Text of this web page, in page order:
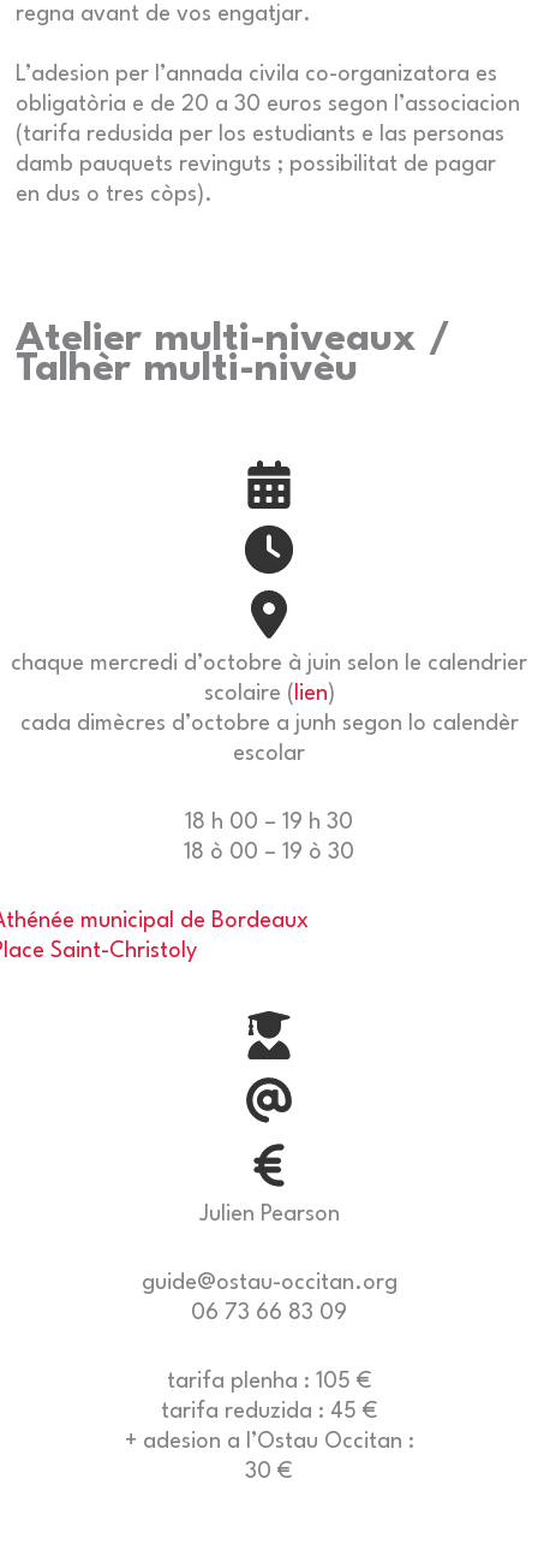
regna avant de vos engatjar.
L’adesion per l’annada civila co-organizatora es
obligatòria e de 20 a 30 euros segon l’associacion
(tarifa redusida per los estudiants e las personas
damb pauquets revinguts ; possibilitat de pagar
en dus o tres còps).
Atelier multi-niveaux /
Talhèr multi-nivèu
chaque mercredi d’octobre à juin selon le calendrier
scolaire ( lien)
cada dimècres d’octobre a junh segon lo calendèr
escolar
18 h 00 – 19 h 30
18 ò 00 – 19 ò 30
municipal de Bordeaux
Saint-Christoly
Julien Pearson
guide@ostau-occitan.org
06 73 66 83 09
tarifa plenha : 105 €
tarifa reduzida : 45 €
+ adesion a l’Ostau Occitan :
30 €